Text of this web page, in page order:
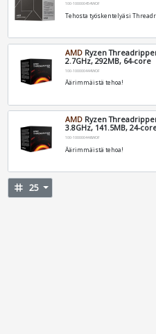
100-100000454WOF
Tehosta työskentelyäsi
AMD Ryzen Threadripper
2.7GHz, 292MB, 64-core
100-100000444WOF
Äärimmäistä tehoa!
AMD Ryzen Threadripper
3.8GHz, 141.5MB, 24-
100-100000446WOF
Äärimmäistä tehoa!
tag 25